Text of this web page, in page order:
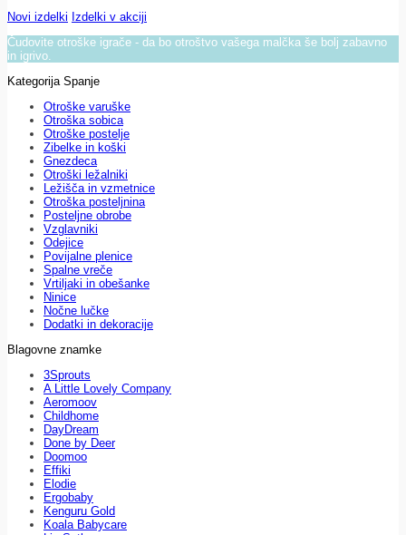
Novi izdelki Izdelki v akciji
Čudovite otroške igrače - da bo otroštvo vašega malčka še bolj zabavno
in igrivo.
Kategorija Spanje
Otroške varuške
Otroška sobica
Otroške postelje
Zibelke in koški
Gnezdeca
Otroški ležalniki
Ležišča in vzmetnice
Otroška posteljnina
Posteljne obrobe
Vzglavniki
Odejice
Povijalne plenice
Spalne vreče
Vrtiljaki in obešanke
Ninice
Nočne lučke
Dodatki in dekoracije
Blagovne znamke
3Sprouts
A Little Lovely Company
Aeromoov
Childhome
DayDream
Done by Deer
Doomoo
Effiki
Elodie
Ergobaby
Kenguru Gold
Koala Babycare